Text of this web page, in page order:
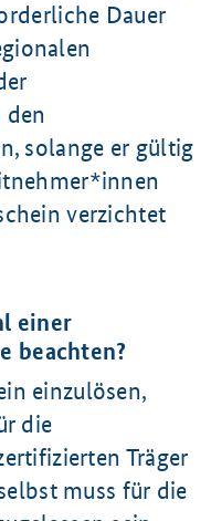
Dauer
solange er gültig
verzichtet
einer
beachten?
einzulösen,
die
Träger
muss für die